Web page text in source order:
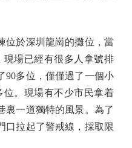
於深圳龍崗的攤位，當
現場已經有很多人拿號排
90多位，僅僅過了一個小
位。現場有不少市民拿着
裏一道獨特的風景。為了
口拉起了警戒線，採取限